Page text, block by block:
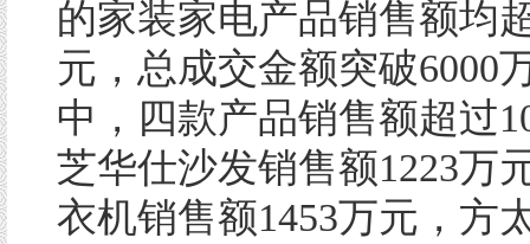
的家装家电产品销售额均
元，总成交金额突破6000
中，四款产品销售额超过
芝华仕沙发销售额1223万
衣机销售额1453万元，方